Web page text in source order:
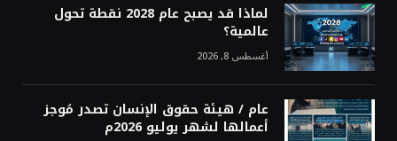
لماذا قد يصبح عام 2028 نقطة تحول
عالمية؟
أغسطس 8, 2026
عام / هيئة حقوق الإنسان تصدر مُوجز
أعمالها لشهر يوليو 2026م